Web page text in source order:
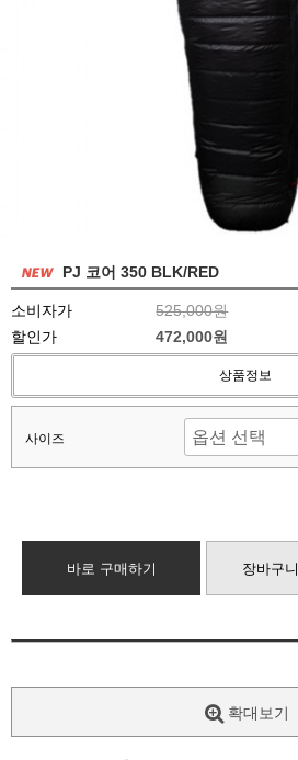
PJ 코어 350 BLK/RED
소비자가
525,000원
할인가
472,000원
상품정보
사이즈
바로 구매하기 장바구니
확대보기